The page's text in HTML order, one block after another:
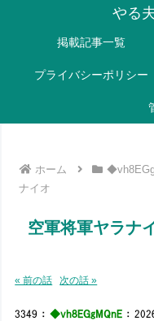
やる
掲載記事一覧
プライバシーポリシー
ホーム
ナイオ
空軍将軍ヤラナ
« 前の話 次の話 »
3349 ：◆vh8EGgMQnE ：